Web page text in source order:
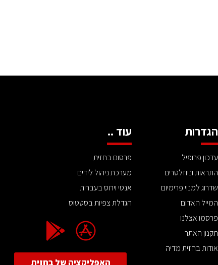
הגדרות
עדכון פרופיל
התראות וניוזלטרים
שדרוג למנוי פרימיום
המייל האדום
פרסמו אצלנו
תקנון האתר
אודות בחזית מדיה
עוד ..
פרסום בחזית
מערכת ניהול לידים
אנטי וירוס בעברית
הגדלת צפיות בסטטוס
האפליקציה של בחזית